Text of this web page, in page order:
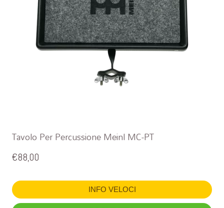
Tavolo Per Percussione Meinl MC-PT
€88,00
INFO VELOCI